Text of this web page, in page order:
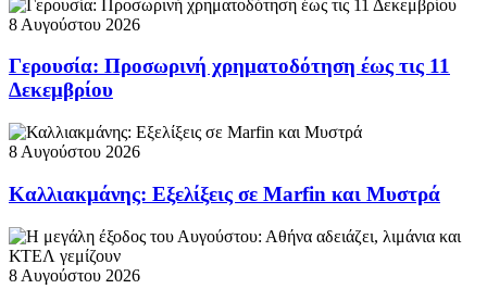
8 Αυγούστου 2026
Γερουσία: Προσωρινή χρηματοδότηση έως τις 11
Δεκεμβρίου
8 Αυγούστου 2026
Καλλιακμάνης: Εξελίξεις σε Marfin και Μυστρά
8 Αυγούστου 2026